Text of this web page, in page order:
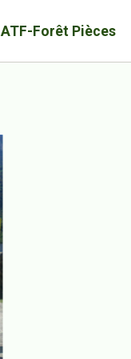
ATF-Forêt Pièces